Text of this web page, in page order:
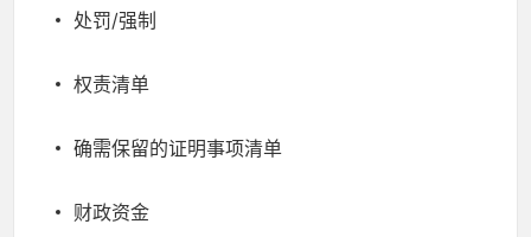
处罚/强制
权责清单
确需保留的证明事项清单
财政资金